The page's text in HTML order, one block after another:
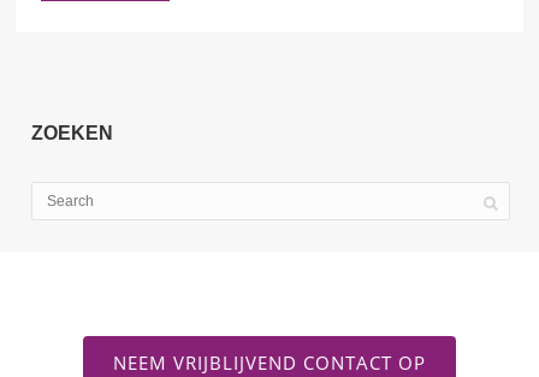
ZOEKEN
NEEM VRIJBLIJVEND CONTACT OP